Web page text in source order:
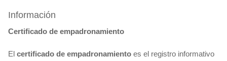
Información
Certificado de empadronamiento
El certificado de empadronamiento es el registro informativo